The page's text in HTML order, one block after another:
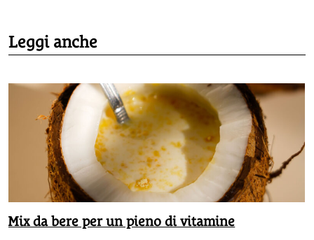
Leggi anche
Mix da bere per un pieno di vitamine